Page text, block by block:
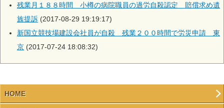
残業月１８８時間 小樽の病院職員の過労自殺認定 賠償求め遺
族提訴 (2017-08-29 19:19:17)
新国立競技場建設会社員が自殺 残業２００時間で労災申請 東
京 (2017-07-24 18:08:32)
HOME